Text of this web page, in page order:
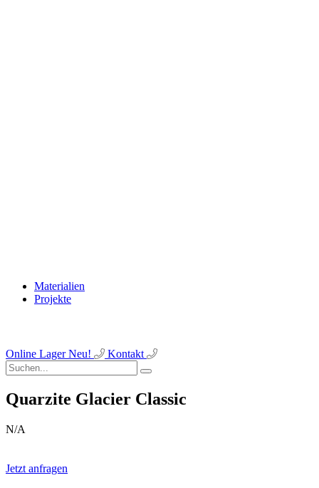
Materialien
Projekte
Online LagerNeu! Kontakt
Quarzite Glacier Classic
N/A
Jetzt anfragen